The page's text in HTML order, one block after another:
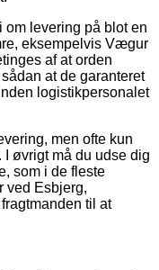
levering på blot en
eksempelvis Vægur
af at orden
at de garanteret
logistikpersonalet
men ofte kun
I øvrigt må du udse dig
som i de fleste
ved Esbjerg,
til at